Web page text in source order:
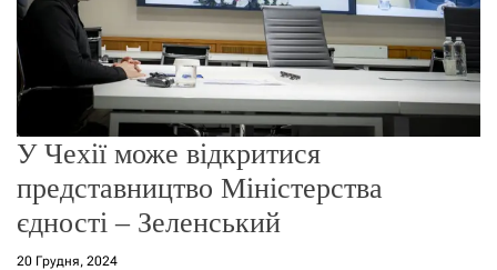
У Чехії може відкритися
представництво Міністерства
єдності – Зеленський
20 Грудня, 2024